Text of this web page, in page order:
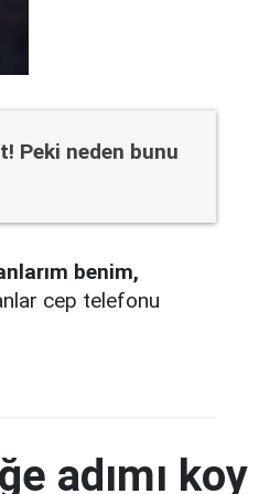
Peki neden bunu
benim,
cep telefonu
adımı